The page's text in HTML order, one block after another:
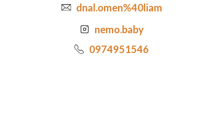
dnal.omen%40liam
nemo.baby
0974951546